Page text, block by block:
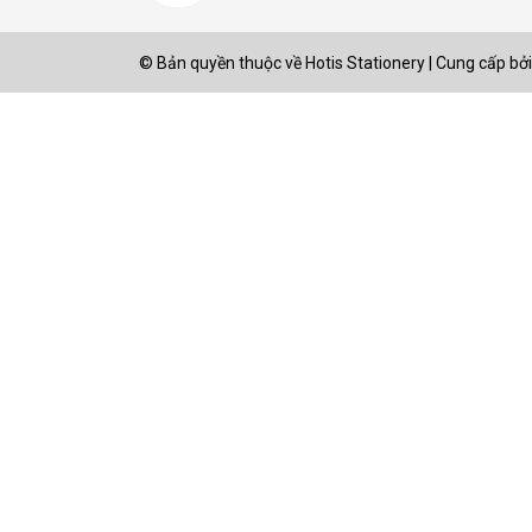
© Bản quyền thuộc về Hotis Stationery Cung cấp bởi